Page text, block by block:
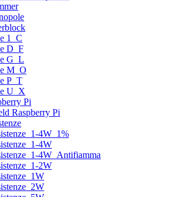
1_C
D_F
G_L
M_O
P_T
U_X
Pi
Raspberry Pi
4W_1%
4W
4W_Antifiamma
2W